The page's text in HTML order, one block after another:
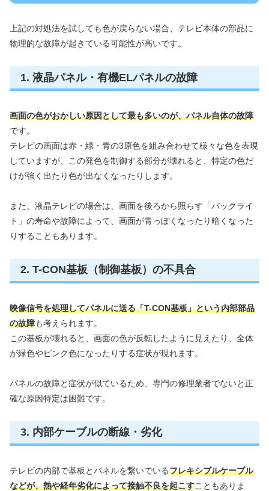
上記の対処法を試しても色が戻らない場合、テレビ本体の部品に
物理的な故障が起きている可能性が高いです。
1. 液晶パネル・有機ELパネルの故障
画面の色がおかしい原因として最も多いのが、パネル自体の故障
です。
テレビの画面は赤・緑・青の3原色を組み合わせて様々な色を表現
していますが、この発色を制御する部分が壊れると、特定の色だ
けが強く出たり色が出なくなったりします。
また、液晶テレビの場合は、画面を後ろから照らす「バックライ
ト」の寿命や故障によって、画面が青っぽくなったり暗くなった
りすることもあります。
2. T-CON基板（制御基板）の不具合
映像信号を処理してパネルに送る「T-CON基板」という内部部品
の故障も考えられます。
この基板が壊れると、画面の色が反転したように見えたり、全体
が緑色やピンク色になったりする症状が現れます。
パネルの故障と症状が似ているため、専門の修理業者でないと正
確な原因特定は困難です。
3. 内部ケーブルの断線・劣化
テレビの内部で基板とパネルを繋いでいるフレキシブルケーブル
などが、熱や経年劣化によって接触不良を起こすこともありま